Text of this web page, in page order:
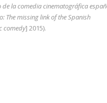
la comedia cinematográfica
The missing link of the Spanish
comedy] 2015).